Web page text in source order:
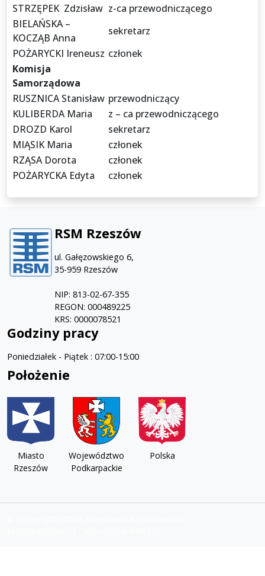
STRZĘPEK Zdzisław z-ca przewodniczącego
BIELAŃSKA –
KOCZĄB Anna
sekretarz
POŻARYCKI Ireneusz członek
Komisja
Samorządowa
RUSZNICA Stanisław przewodniczący
KULIBERDA Maria
z – ca przewodniczącego
DROZD Karol
sekretarz
MIĄSIK Maria
członek
RZĄSA Dorota
członek
POŻARYCKA Edyta
członek
RSM Rzeszów
ul. Gałęzowskiego 6,
35-959 Rzeszów
NIP: 813-02-67-355
REGON: 000489225
KRS: 0000078521
Godziny pracy
Poniedziałek - Piątek : 07:00-15:00
Położenie
Miasto
Rzeszów
Województwo
Podkarpackie
Polska